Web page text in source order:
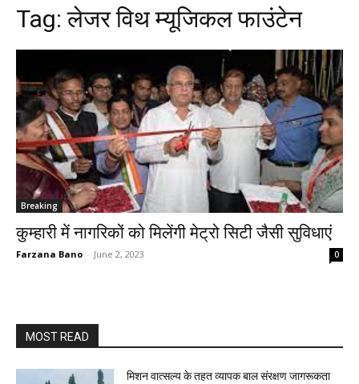
Tag:लेजर विथ म्यूजिकल फाउंटेन
Breaking
कुम्हारी में नागरिकों को मिलेंगी मेट्रो सिटी जैसी सुविधाएं
Farzana Bano - June 2, 2023 0
MOST READ
मिशन वात्सल्य के तहत व्यापक बाल संरक्षण जागरूकता